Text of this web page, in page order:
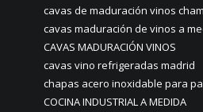
cavas de maduración vinos
cavas maduración de vinos a
CAVAS MADURACIÓN VINOS
cavas vino refrigeradas madrid
chapas acero inoxidable para
COCINA INDUSTRIAL A MEDIDA